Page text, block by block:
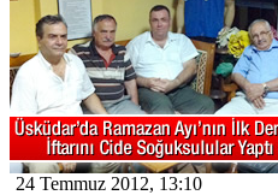
24 Temmuz 2012, 13:10